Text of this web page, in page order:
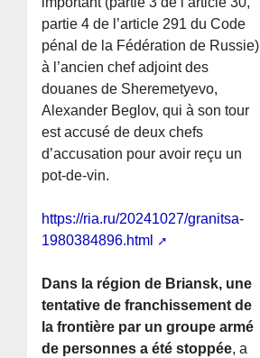
partie 4 de l’article 291 du Code
pénal de la Fédération de Russie)
à l’ancien chef adjoint des
douanes de Sheremetyevo,
Alexander Beglov, qui à son tour
est accusé de deux chefs
d’accusation pour avoir reçu un
pot-de-vin.
https://ria.ru/20241027/granitsa-
1980384896.html
Dans la région de Briansk, une
tentative de franchissement de
la frontière par un groupe armé
de personnes a été stoppée, a